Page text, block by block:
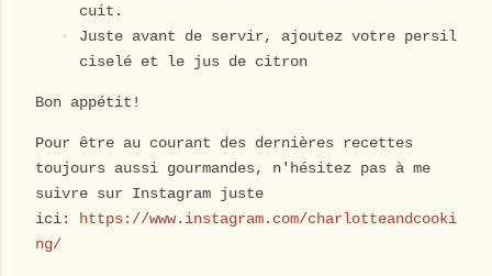
cuit.
Juste avant de servir, ajoutez votre persil
ciselé et le jus de citron
Bon appétit!
Pour être au courant des dernières recettes
toujours aussi gourmandes, n'hésitez pas à me
suivre sur Instagram juste
ici:
https://www.instagram.com/charlotteandcooki
ng/